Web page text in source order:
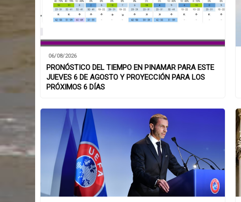
06/08/2026
PRONÓSTICO DEL TIEMPO EN PINAMAR PARA ESTE
JUEVES 6 DE AGOSTO Y PROYECCIÓN PARA LOS
PRÓXIMOS 6 DÍAS